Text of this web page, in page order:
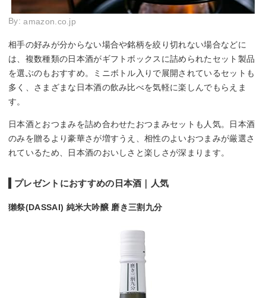
By:amazon.co.jp
相手の好みが分からない場合や銘柄を絞り切れない場合などに
は、複数種類の日本酒がギフトボックスに詰められたセット製品
を選ぶのもおすすめ。ミニボトル入りで展開されているセットも
多く、さまざまな日本酒の飲み比べを気軽に楽しんでもらえま
す。
日本酒とおつまみを詰め合わせたおつまみセットも人気。日本酒
のみを贈るより豪華さが増すうえ、相性のよいおつまみが厳選さ
れているため、日本酒のおいしさと楽しさが深まります。
プレゼントにおすすめの日本酒｜人気
獺祭(DASSAI) 純米大吟醸 磨き三割九分